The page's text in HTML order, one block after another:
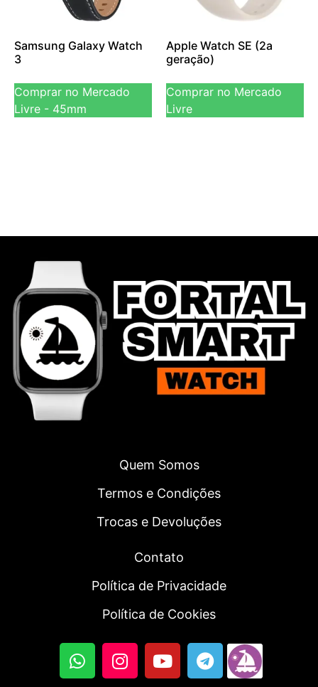
Samsung Galaxy Watch
3
Comprar no Mercado
Livre - 45mm
Apple Watch SE (2a
geração)
Comprar no Mercado
Livre
Quem Somos
Termos e Condições
Trocas e Devoluções
Contato
Política de Privacidade
Política de Cookies